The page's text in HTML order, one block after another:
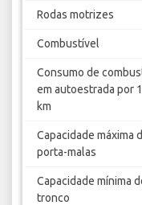
Rodas motrizes
Combustível
Consumo de
em autoestrada por
km
Capacidade máxima
porta-malas
Capacidade mínima
tronco